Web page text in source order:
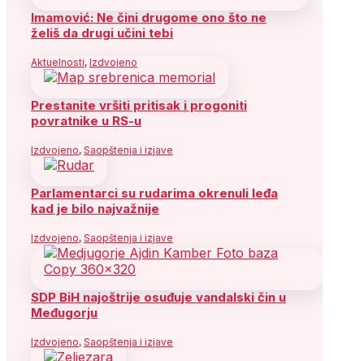
Imamović: Ne čini drugome ono što ne
želiš da drugi učini tebi
Aktuelnosti, Izdvojeno
Prestanite vršiti pritisak i progoniti
povratnike u RS-u
Izdvojeno, Saopštenja i izjave
Parlamentarci su rudarima okrenuli leđa
kad je bilo najvažnije
Izdvojeno, Saopštenja i izjave
SDP BiH najoštrije osuđuje vandalski čin u
Međugorju
Izdvojeno, Saopštenja i izjave